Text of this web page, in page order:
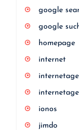
google
google
homepage
internet
ionos
jimdo